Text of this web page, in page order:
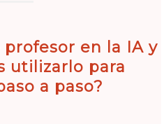
en la IA y
utilizarlo para
a paso?